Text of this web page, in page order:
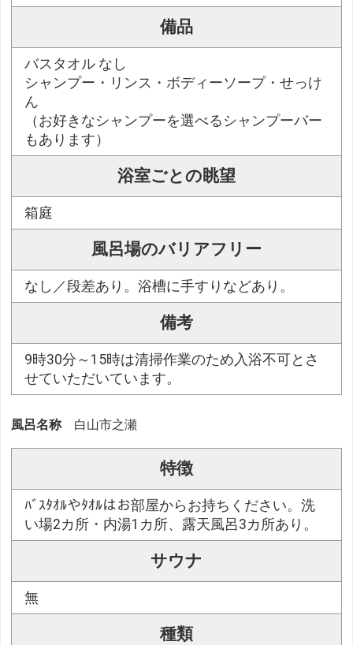
備品
バスタオル なし
シャンプー・リンス・ボディーソープ・せっけ
ん
（お好きなシャンプーを選べるシャンプーバー
もあります）
浴室ごとの眺望
箱庭
風呂場のバリアフリー
なし／段差あり。浴槽に手すりなどあり。
備考
9時30分～15時は清掃作業のため入浴不可とさ
せていただいています。
風呂名称 白山市之瀬
特徴
ﾊﾞｽﾀｵﾙやﾀｵﾙはお部屋からお持ちください。洗
い場2カ所・内湯1カ所、露天風呂3カ所あり。
サウナ
無
種類